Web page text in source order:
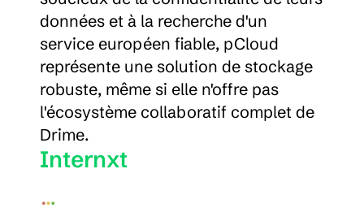
données et à la recherche d'un
service européen fiable, pCloud
représente une solution de stockage
robuste, même si elle n'offre pas
l'écosystème collaboratif complet de
Drime.
Internxt